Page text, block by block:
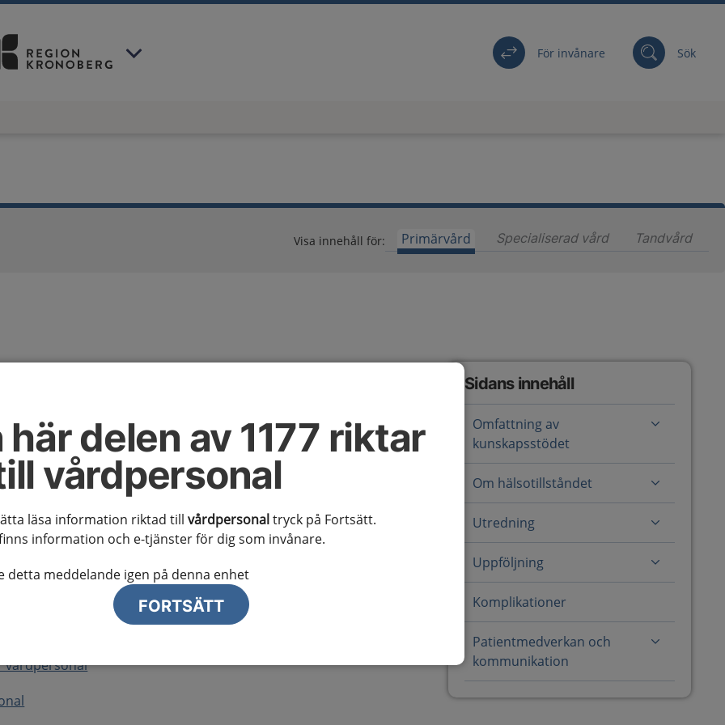
här delen av 1177 riktar
vårdpersonal
läsa information riktad till vårdpersonaltryck på Fortsätt.
information och e-tjänster för dig som invånare.
detta meddelande igen på denna enhet
FORTSÄTT
har valt regionKronoberg För invånare Sök
Visa innehåll för: Primärvård Specialiserad vårdInnehåll för
Tandvård
vårdpersonal
Sidans innehåll
Omfattning av
kunskapsstödet
Om hälsotillståndet
Utredning
Uppföljning
Komplikationer
Patientmedverkan och
kommunikation